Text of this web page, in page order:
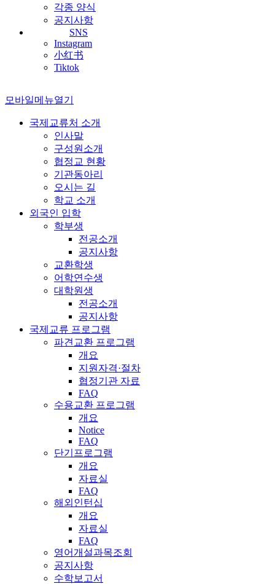
각종 양식
공지사항
SNS
Instagram
小红书
Tiktok
모바일메뉴열기
국제교류처 소개
인사말
구성원소개
협정교 현황
기관동아리
오시는 길
학교 소개
외국인 입학
학부생
전공소개
공지사항
교환학생
어학연수생
대학원생
전공소개
공지사항
국제교류 프로그램
파견교환 프로그램
개요
지원자격·절차
협정기관 자료
FAQ
수용교환 프로그램
개요
Notice
FAQ
단기프로그램
개요
자료실
FAQ
해외인턴십
개요
자료실
FAQ
영어개설과목조회
공지사항
수학보고서